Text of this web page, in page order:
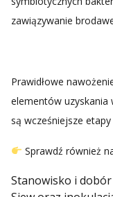
zawiązywanie
Prawidłowe
elementów uzyskania
są wcześniejsze
Sprawdź również
Stanowisko i